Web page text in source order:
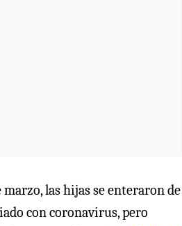
marzo, las hijas se enteraron de
con coronavirus, pero